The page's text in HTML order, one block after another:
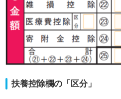
扶養控除欄の「区分」